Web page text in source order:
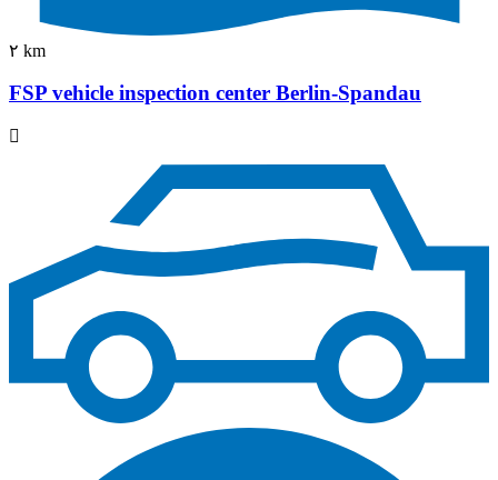
٢ km
FSP vehicle inspection center Berlin-Spandau